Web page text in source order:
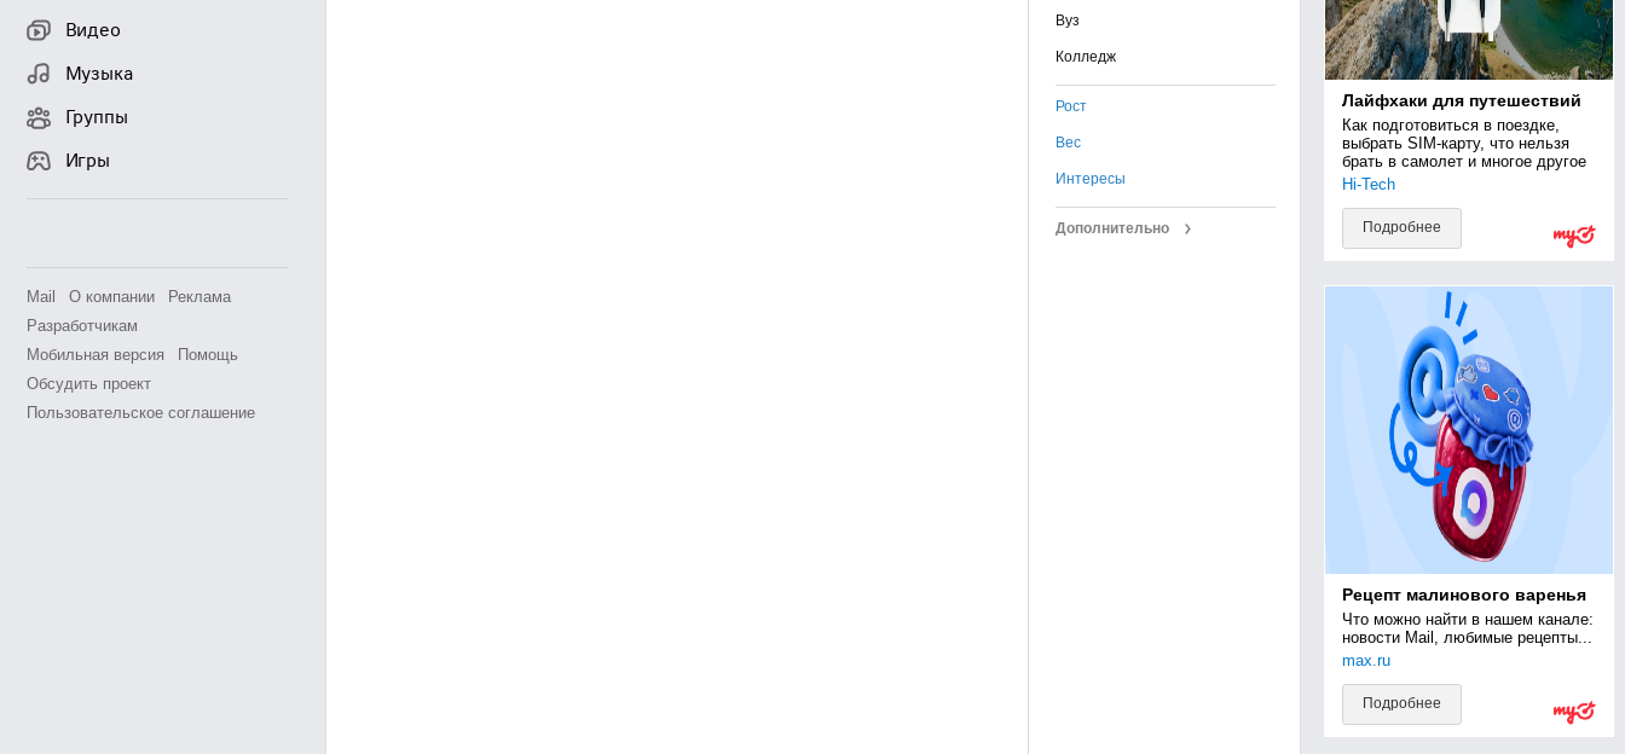
Видео
Музыка
Группы
Игры
Mail О компании
Реклама
Разработчикам
Мобильная версия
Помощь
Обсудить проект
Пользовательское соглашение
Вуз
Колледж
Рост
Вес
Интересы
Дополнительно
Лайфхаки для путешествий
Как подготовиться в поездке,
выбрать SIM-карту, что нельзя
брать в самолет и многое другое
Hi-Tech
Подробнее
Рецепт малинового варенья
Что можно найти в нашем канале:
новости Mail, любимые рецепты...
max.ru
Подробнее